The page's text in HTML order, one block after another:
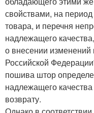
свойствами, на
товара, и перечня
надлежащего
о внесении изменений
Российской
пошива штор
надлежащего
возврату.